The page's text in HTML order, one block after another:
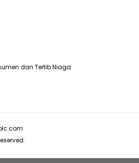
dan Tertib Niaga